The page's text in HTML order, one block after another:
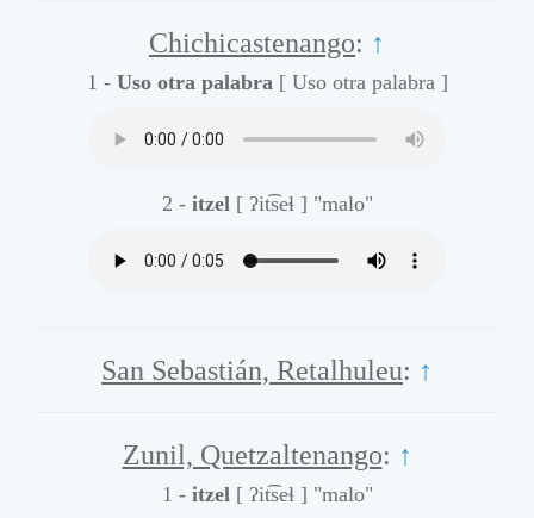
Chichicastenango: ↑
1 - Uso otra palabra [ Uso otra palabra ]
2 - itzel [ ʔit͡seɬ ] "malo"
San Sebastián, Retalhuleu: ↑
Zunil, Quetzaltenango: ↑
1 - itzel [ ʔit͡seɬ ] "malo"